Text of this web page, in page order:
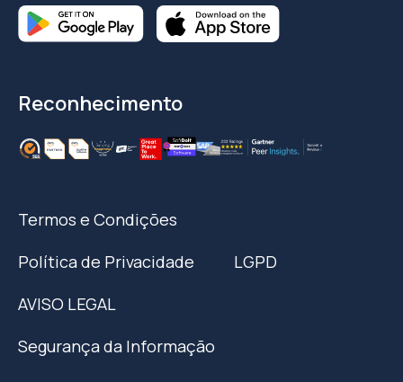
Reconhecimento
Termos e Condições
Política de Privacidade
LGPD
AVISO LEGAL
Segurança da Informação